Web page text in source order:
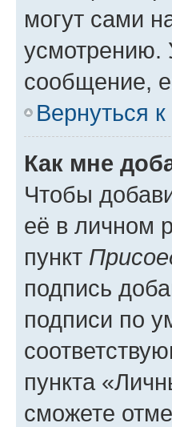
могут сами
усмотрению.
сообщение,
Вернуться
Как мне
Чтобы
её в личном
пункт
подпись
подписи по
пункта
сможете